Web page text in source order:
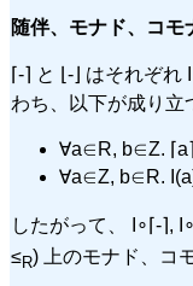
随伴、モナド、コモ
⌈-⌉ と ⌊-⌋ はそれぞ
わち、以下が成り立
∀a∈R, b∈Z.
∀a∈Z, b∈R.
したがって、 I∘⌈-⌉,
≤R) 上のモナド、コ